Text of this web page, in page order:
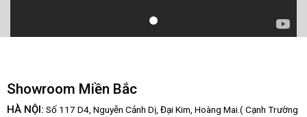
Showroom Miền Bắc
HÀ NỘI: Số 117 D4, Nguyễn Cảnh Dị, Đại Kim, Hoàng Mai.( Cạnh Trường